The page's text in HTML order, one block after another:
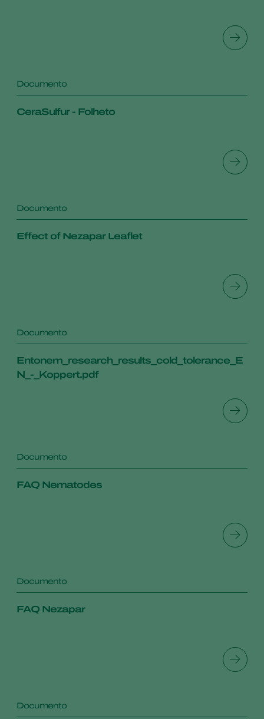
Documento
CeraSulfur - Folheto
Documento
Effect of Nezapar Leaflet
Documento
Entonem_research_results_cold_tolerance_E
N_-_Koppert.pdf
Documento
FAQ Nematodes
Documento
FAQ Nezapar
Documento